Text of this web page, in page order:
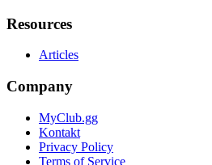
Resources
Articles
Company
MyClub.gg
Kontakt
Privacy Policy
Terms of Service